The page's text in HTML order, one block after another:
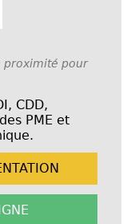
proximité pour
CDD,
PME et